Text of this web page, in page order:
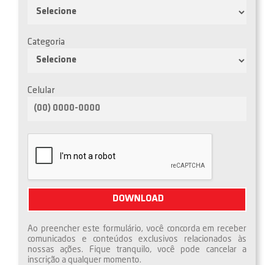
Categoria
Celular
Ao preencher este formulário, você concorda em receber
comunicados e conteúdos exclusivos relacionados às
nossas ações. Fique tranquilo, você pode cancelar a
inscrição a qualquer momento.